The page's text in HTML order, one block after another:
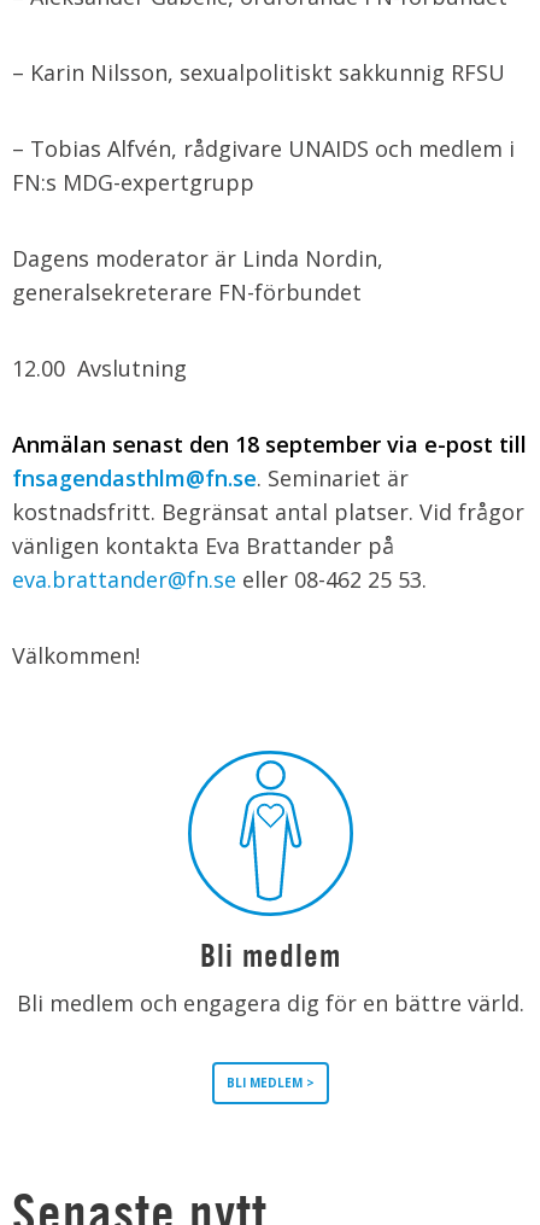
– Karin Nilsson, sexualpolitiskt sakkunnig RFSU
– Tobias Alfvén, rådgivare UNAIDS och medlem i
FN:s MDG-expertgrupp
Dagens moderator är Linda Nordin,
generalsekreterare FN-förbundet
12.00 Avslutning
Anmälan senast den 18 september via e-post till
fnsagendasthlm@fn.se. Seminariet är
kostnadsfritt. Begränsat antal platser. Vid frågor
vänligen kontakta Eva Brattander på
eva.brattander@fn.se eller 08-462 25 53.
Välkommen!
Bli medlem
Bli medlem och engagera dig för en bättre värld.
BLI MEDLEM >